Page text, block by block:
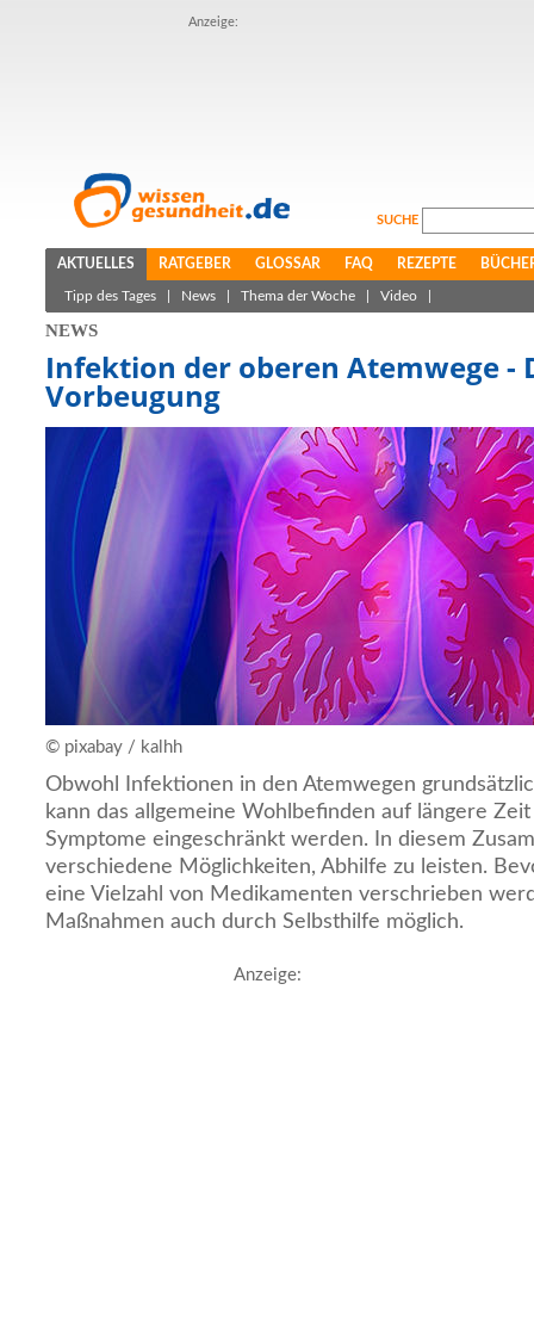
Anzeige:
SUCHE
AKTUELLES RATGEBER GLOSSAR FAQ REZEPTE
Tipp des Tages News Thema der Woche Video
NEWS
Infektion der oberen Atemwege -
Vorbeugung
© pixabay / kalhh
Obwohl Infektionen in den Atemwegen
kann das allgemeine Wohlbefinden auf längere
Symptome eingeschränkt werden. In diesem
verschiedene Möglichkeiten, Abhilfe zu leisten.
eine Vielzahl von Medikamenten verschrieben
Maßnahmen auch durch Selbsthilfe möglich.
Anzeige: